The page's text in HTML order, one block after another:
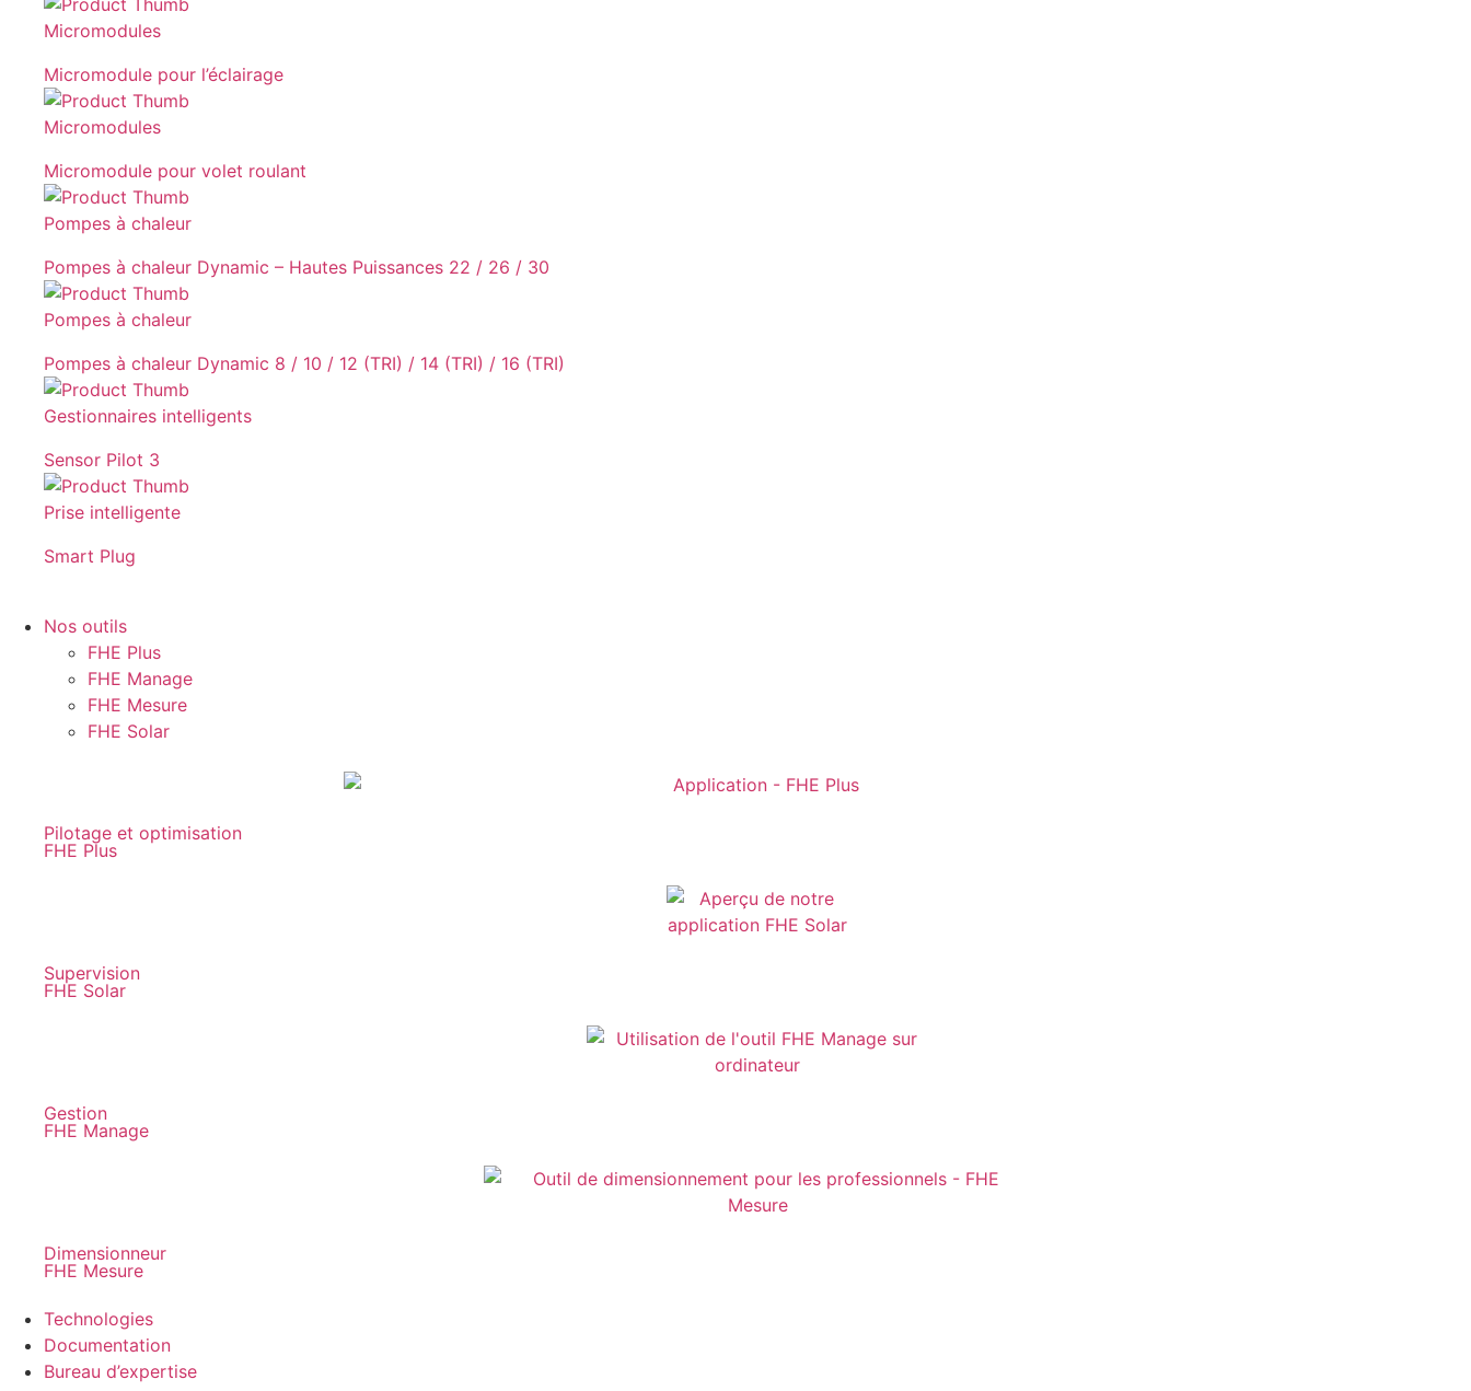
Micromodules
Micromodule pour l’éclairage
Micromodules
Micromodule pour volet roulant
Pompes à chaleur
Pompes à chaleur Dynamic – Hautes Puissances 22 / 26 / 30
Pompes à chaleur
Pompes à chaleur Dynamic 8 / 10 / 12 (TRI) / 14 (TRI) / 16 (TRI)
Gestionnaires intelligents
Sensor Pilot 3
Prise intelligente
Smart Plug
Nos outils
FHE Plus
FHE Manage
FHE Mesure
FHE Solar
Pilotage et optimisation
FHE Plus
Supervision
FHE Solar
Gestion
FHE Manage
Dimensionneur
FHE Mesure
Technologies
Documentation
Bureau d’expertise